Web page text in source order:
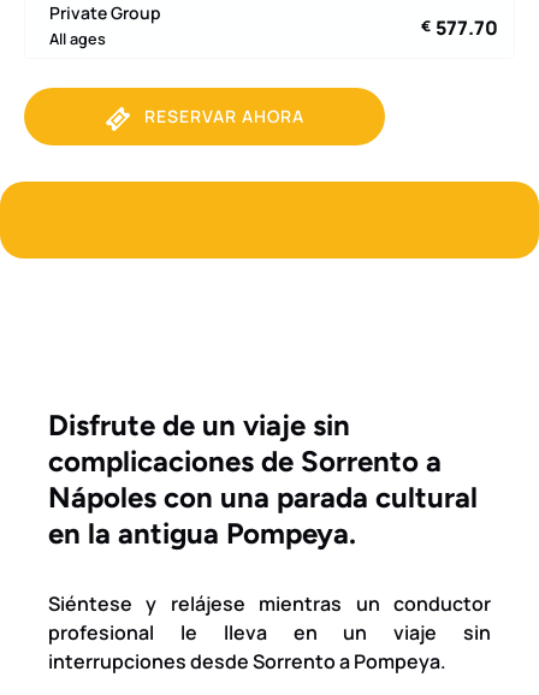
Private Group
All ages
€ 577.70
RESERVAR AHORA
Disfrute de un viaje sin
complicaciones de Sorrento a
Nápoles con una parada cultural
en la antigua Pompeya.
Siéntese y relájese mientras un conductor
profesional le lleva en un viaje sin
interrupciones desde Sorrento a Pompeya.